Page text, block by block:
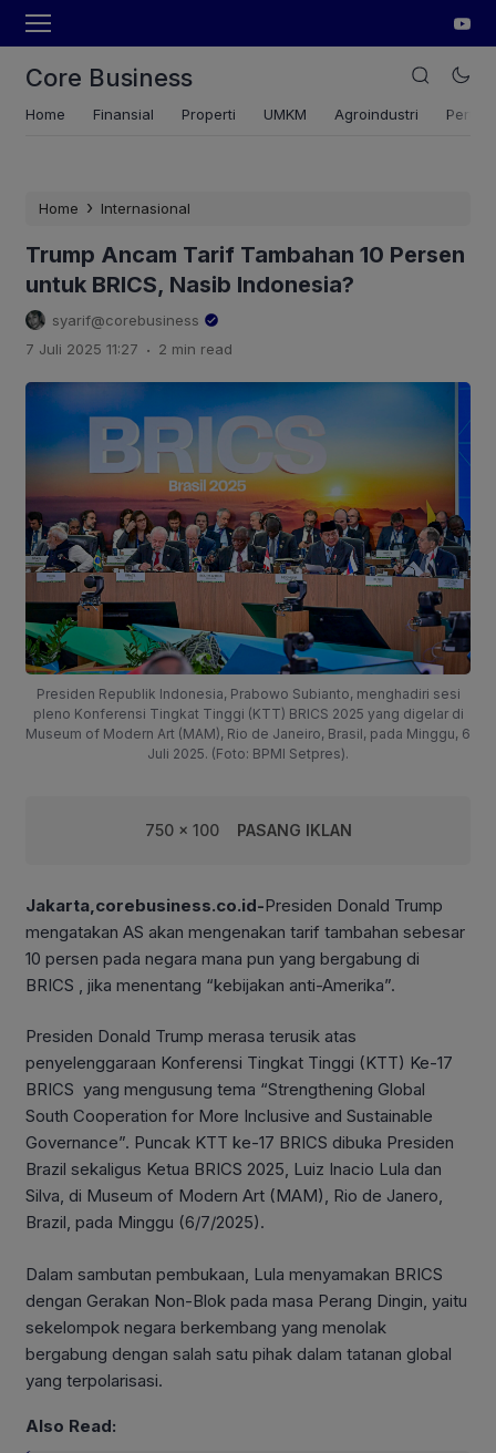
Core Business
Home Finansial Properti UMKM Agroindustri
Home › Internasional
Trump Ancam Tarif Tambahan 10 Persen
untuk BRICS, Nasib Indonesia?
syarif@corebusiness
7 Juli 2025 11:27 . 2 min read
Presiden Republik Indonesia, Prabowo Subianto, menghadiri sesi
pleno Konferensi Tingkat Tinggi (KTT) BRICS 2025 yang digelar di
Museum of Modern Art (MAM), Rio de Janeiro, Brasil, pada Minggu, 6
Juli 2025. (Foto: BPMI Setpres).
750 x 100 PASANG IKLAN
Jakarta,corebusiness.co.id-Presiden Donald Trump
mengatakan AS akan mengenakan tarif tambahan sebesar
10 persen pada negara mana pun yang bergabung di
BRICS , jika menentang “kebijakan anti-Amerika”.
Presiden Donald Trump merasa terusik atas
penyelenggaraan Konferensi Tingkat Tinggi (KTT) Ke-17
BRICS yang mengusung tema “Strengthening Global
South Cooperation for More Inclusive and Sustainable
Governance”. Puncak KTT ke-17 BRICS dibuka Presiden
Brazil sekaligus Ketua BRICS 2025, Luiz Inacio Lula dan
Silva, di Museum of Modern Art (MAM), Rio de Janero,
Brazil, pada Minggu (6/7/2025).
Dalam sambutan pembukaan, Lula menyamakan BRICS
dengan Gerakan Non-Blok pada masa Perang Dingin, yaitu
sekelompok negara berkembang yang menolak
bergabung dengan salah satu pihak dalam tatanan global
yang terpolarisasi.
Also Read: